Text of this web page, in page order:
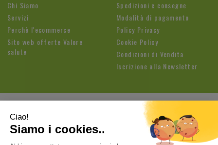
Chi Siamo
Servizi
Perchè l'ecommerce
Sito web offerte Valore
salute
Spedizioni e consegne
Modalità di pagamento
Policy Privacy
Cookie Policy
Condizioni di Vendita
Iscrizione alla Newsletter